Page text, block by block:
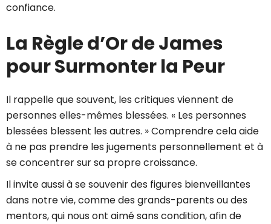
confiance.
La Règle d’Or de James
pour Surmonter la Peur
Il rappelle que souvent, les critiques viennent de
personnes elles-mêmes blessées. « Les personnes
blessées blessent les autres. » Comprendre cela aide
à ne pas prendre les jugements personnellement et à
se concentrer sur sa propre croissance.
Il invite aussi à se souvenir des figures bienveillantes
dans notre vie, comme des grands-parents ou des
mentors, qui nous ont aimé sans condition, afin de